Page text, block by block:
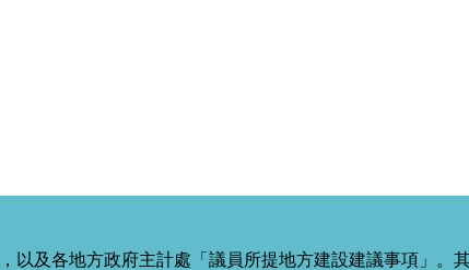
，以及各地方政府主計處「議員所提地方建設建議事項」